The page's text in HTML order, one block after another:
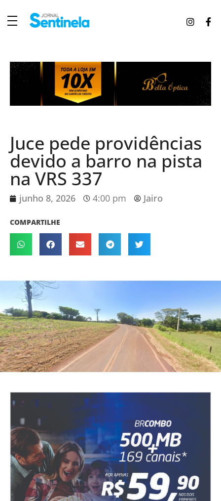
Juce pede providências
devido a barro na pista
na VRS 337
junho 8, 2026 4:00 pm Jairo
COMPARTILHE